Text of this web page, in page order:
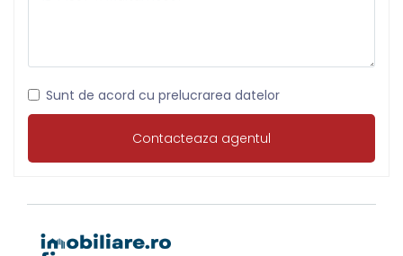
Sunt de acord cu prelucrarea datelor